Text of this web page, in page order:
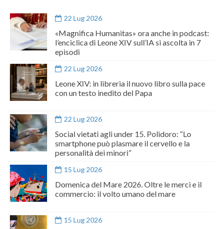
22 Lug 2026
«Magnifica Humanitas» ora anche in podcast:
l’enciclica di Leone XIV sull’IA si ascolta in 7
episodi
22 Lug 2026
Leone XIV: in libreria il nuovo libro sulla pace
con un testo inedito del Papa
22 Lug 2026
Social vietati agli under 15. Polidoro: “Lo
smartphone può plasmare il cervello e la
personalità dei minori”
15 Lug 2026
Domenica del Mare 2026. Oltre le merci e il
commercio: il volto umano del mare
15 Lug 2026